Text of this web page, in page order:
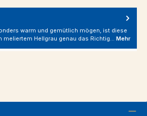
warm und gemütlich mögen, ist diese
meliertem Hellgrau genau das Richtig… Mehr